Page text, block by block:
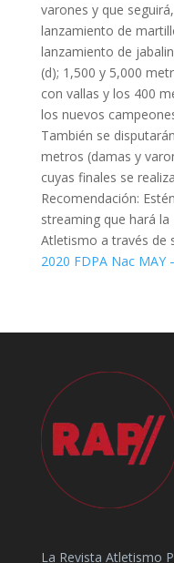
varones y que
lanzamiento de
lanzamiento de
(d); 1,500 y 5,000
con vallas y los 400
los nuevos
También se
metros (damas y
cuyas finales se
Recomendación:
streaming que hará
Atletismo a través de
2020 FDPA Nac MAY
La Revista Atletismo